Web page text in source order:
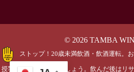
© 2026 TAMBA
ストップ！20歳未満飲酒・飲酒運転。
授乳期の飲酒はやめましょう。飲んだ後はリ